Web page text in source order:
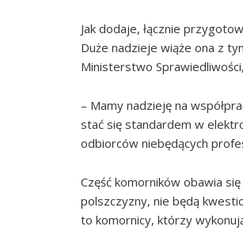
Jak dodaje, łącznie
Duże nadzieje wiąże ona z
Ministerstwo
– Mamy nadzieję na
stać się standardem w
odbiorców niebędących
Część komorników obawia
polszczyzny, nie będą
to komornicy, którzy